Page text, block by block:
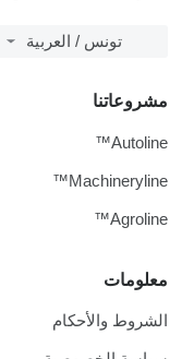
تونس / العربية
معلومات
الشروط والأحكام
مشروعاتنا
Autoline™
Machineryline™
Agroline™